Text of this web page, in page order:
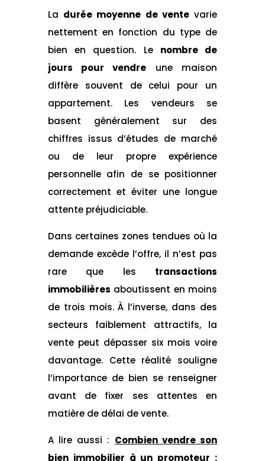
La durée moyenne de vente varie
nettement en fonction du type de
bien en question. Le
nombre de
jours pour vendre
une maison
diffère souvent de celui pour un
appartement. Les vendeurs se
basent généralement sur des
chiffres issus d’études de marché
ou de leur propre expérience
personnelle afin de se positionner
correctement et éviter une longue
attente préjudiciable.
Dans certaines zones tendues où la
demande excède l’offre, il n’est pas
rare que les
transactions
immobilières aboutissent en moins
de trois mois. À l’inverse, dans des
secteurs faiblement attractifs, la
vente peut dépasser six mois voire
davantage. Cette réalité souligne
l’importance de bien se renseigner
avant de fixer ses attentes en
matière de délai de vente.
A lire aussi : Combien vendre son
bien immobilier à un promoteur :